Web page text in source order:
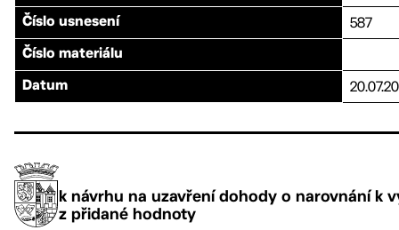
Číslo usnesení 587
Číslo materiálu
Datum
k návrhu na uzavření dohody o narovnání k
z přidané hodnoty